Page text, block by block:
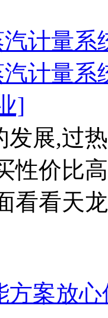
汽计量
汽计量
]
发展,过
性价比
看看天
方案放